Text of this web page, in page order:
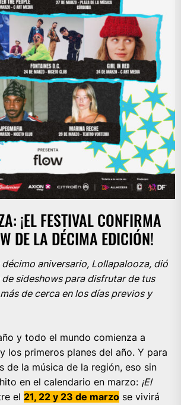
¡EL FESTIVAL CONFIRMA
DE LA DÉCIMA EDICIÓN!
décimo aniversario, Lollapalooza, dió
sideshows para disfrutar de tus
de cerca en los días previos y
y todo el mundo comienza a
los primeros planes del año. Y para
de la música de la región, eso sin
en el calendario en marzo: ¡El
el 21, 22 y 23 de marzo se vivirá